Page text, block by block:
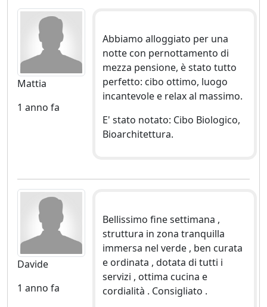
Mattia
1 anno fa
Abbiamo alloggiato per una
notte con pernottamento di
mezza pensione, è stato tutto
perfetto: cibo ottimo, luogo
incantevole e relax al massimo.
E' stato notato: Cibo Biologico,
Bioarchitettura.
Davide
1 anno fa
Bellissimo fine settimana ,
struttura in zona tranquilla
immersa nel verde , ben curata
e ordinata , dotata di tutti i
servizi , ottima cucina e
cordialità . Consigliato .